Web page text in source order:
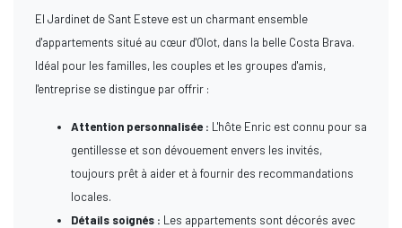
El Jardinet de Sant Esteve est un charmant ensemble
d'appartements situé au cœur d'Olot, dans la belle Costa Brava.
Idéal pour les familles, les couples et les groupes d'amis,
l'entreprise se distingue par offrir :
Attention personnalisée : L'hôte Enric est connu pour sa
gentillesse et son dévouement envers les invités,
toujours prêt à aider et à fournir des recommandations
locales.
Détails soignés : Les appartements sont décorés avec